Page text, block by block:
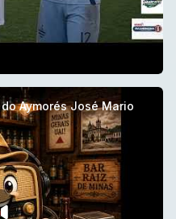
Aymorés José Mario